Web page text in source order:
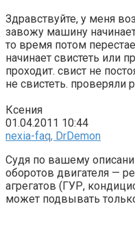
Здравствуйте, у меня
завожу машину
то время потом
начинает свистеть или
проходит. свист не
не свистеть.
Ксения
01.04.2011 10:44
nexia-faq, DrDemon
Судя по вашему
оборотов двигателя —
агрегатов (ГУР,
может подвывать